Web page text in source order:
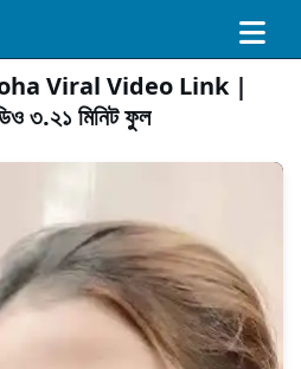
Viral Video Link |
৩.২১ মিনিট ফুল